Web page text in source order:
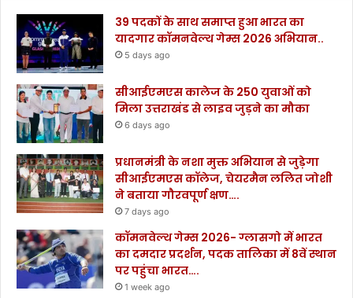
39 पदकों के साथ समाप्त हुआ भारत का
यादगार कॉमनवेल्थ गेम्स 2026 अभियान..
5 days ago
सीआईएमएस कालेज के 250 युवाओं को
मिला उत्तराखंड से लाइव जुड़ने का मौका
6 days ago
प्रधानमंत्री के नशा मुक्त अभियान से जुड़ेगा
सीआईएमएस कॉलेज, चेयरमैन ललित जोशी
ने बताया गौरवपूर्ण क्षण….
7 days ago
कॉमनवेल्थ गेम्स 2026- ग्लासगो में भारत
का दमदार प्रदर्शन, पदक तालिका में 8वें स्थान
पर पहुंचा भारत….
1 week ago